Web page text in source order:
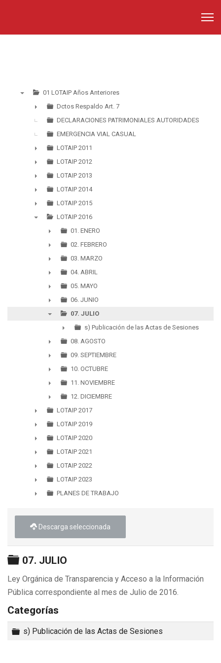
01 LOTAIP Años Anteriores
►
Dctos Respaldo Art. 7
DECLARACIONES PATRIMONIALES AUTORIDADES
EMERGENCIA VIAL CASUAL
►
LOTAIP 2011
►
LOTAIP 2012
►
LOTAIP 2013
►
LOTAIP 2014
►
LOTAIP 2015
LOTAIP 2016
►
01. ENERO
►
02. FEBRERO
►
03. MARZO
►
04. ABRIL
►
05. MAYO
►
06. JUNIO
07. JULIO
►
s) Publicación de las Actas de Sesiones
►
08. AGOSTO
►
09. SEPTIEMBRE
►
10. OCTUBRE
►
11. NOVIEMBRE
►
12. DICIEMBRE
►
LOTAIP 2017
►
LOTAIP 2019
►
LOTAIP 2020
►
LOTAIP 2021
►
LOTAIP 2022
►
LOTAIP 2023
PLANES DE TRABAJO
Descarga seleccionada
Carpeta
07. JULIO
Ley Orgánica de Transparencia y Acceso a la Información
Pública correspondiente al mes de Julio de 2016.
Categorías
Carpeta
s) Publicación de las Actas de Sesiones